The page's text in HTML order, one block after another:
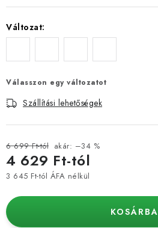
Változat:
Válasszon egy változatot
Szállítási lehetőségek
6 699 Ft-tól akár: –34 %
4 629 Ft-tól
3 645 Ft-tól ÁFA nélkül
KOSÁRBA